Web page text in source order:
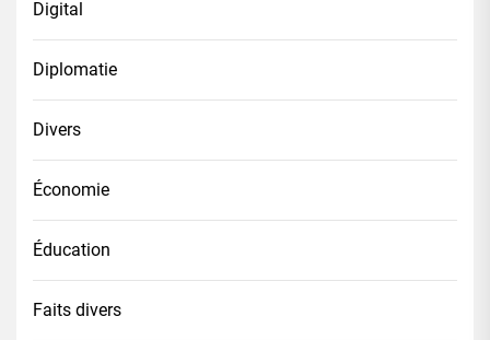
Digital
Diplomatie
Divers
Économie
Éducation
Faits divers